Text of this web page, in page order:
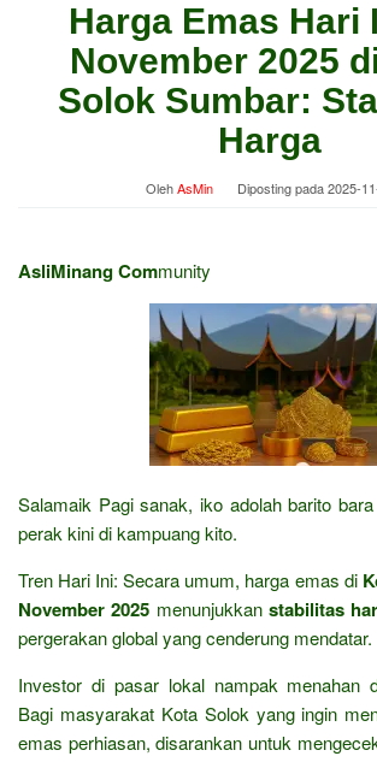
Harga Emas Hari
November 2025
Solok Sumbar:
Harga
OlehAsMin Diposting pada2025-
AsliMinang Community
Salamaik Pagi sanak, iko adolah barito
perak kini di kampuang kito.
Tren Hari Ini: Secara umum, harga emas di
November 2025 menunjukkanstabilitas
pergerakan global yang cenderung mendatar.
Investor di pasar lokal nampak menahan
Bagi masyarakat Kota Solok yang ingin
emas perhiasan, disarankan untuk